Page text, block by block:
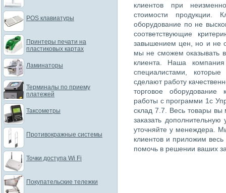
клиентов при
стоимости продукции.
оборудование по не
соответствующие
завышением цен, но и не
мы не сможем оказывать
клиента. Наша компания
специалистами,
сделают работу
торговое оборудование
работы с программи 1с
склад 7.7. Весь товары вы
заказать
уточняйте у менеждера.
клиентов и приложим
помочь в решении ваших
POS клавиатуры
Принтеры печати на
пластиковых картах
Ламинаторы
Терминалы по приему
платежей
Таксометры
Противокражные системы
Точки доступа Wi Fi
Покупательские тележки